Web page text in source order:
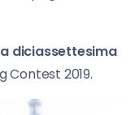
diciassettesima
Contest 2019.